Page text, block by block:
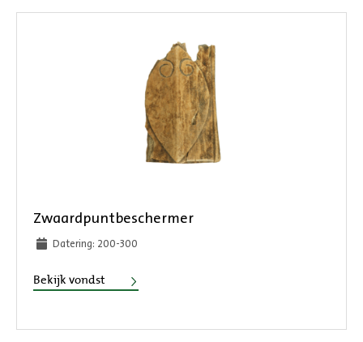
Zwaardpuntbeschermer
Datering: 200-300
Bekijk vondst Zwaardpuntbeschermer